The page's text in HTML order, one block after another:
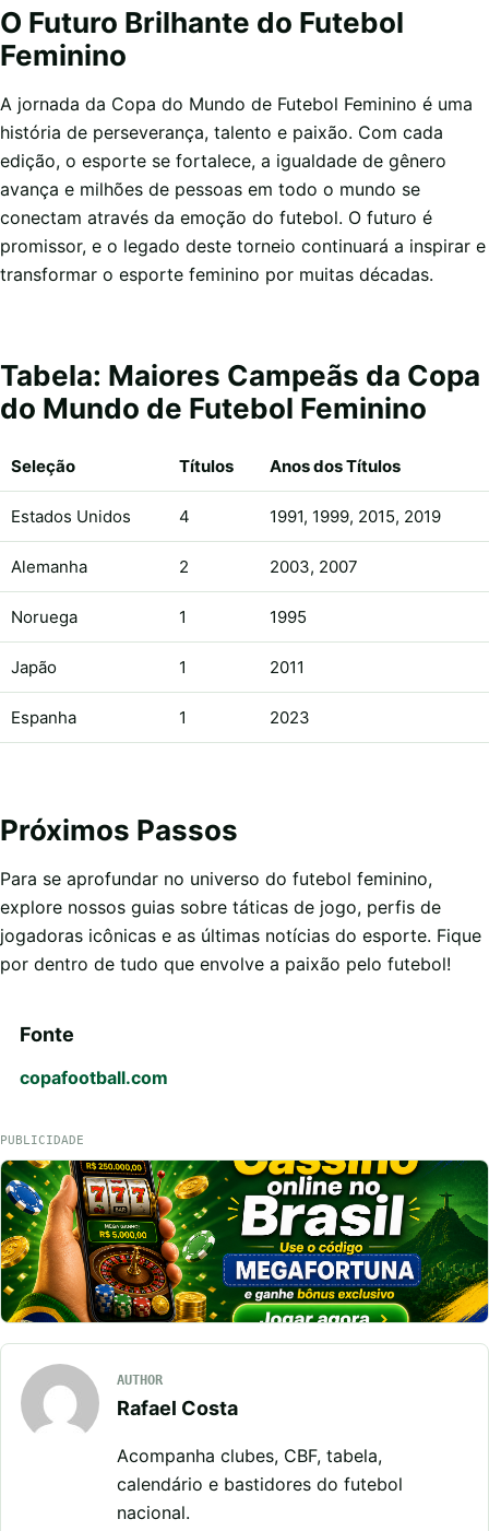
O Futuro Brilhante do Futebol
Feminino
A jornada da Copa do Mundo de Futebol Feminino é uma
história de perseverança, talento e paixão. Com cada
edição, o esporte se fortalece, a igualdade de gênero
avança e milhões de pessoas em todo o mundo se
conectam através da emoção do futebol. O futuro é
promissor, e o legado deste torneio continuará a inspirar e
transformar o esporte feminino por muitas décadas.
Tabela: Maiores Campeãs da Copa
do Mundo de Futebol Feminino
Seleção Títulos Anos dos Títulos
Estados Unidos 4 1991, 1999, 2015, 2019
Alemanha 2 2003, 2007
Noruega 1 1995
Japão 1 2011
Espanha 1 2023
Próximos Passos
Para se aprofundar no universo do futebol feminino,
explore nossos guias sobre táticas de jogo, perfis de
jogadoras icônicas e as últimas notícias do esporte. Fique
por dentro de tudo que envolve a paixão pelo futebol!
Fonte
copafootball.com
PUBLICIDADE
AUTHOR
Rafael Costa
Acompanha clubes, CBF, tabela,
calendário e bastidores do futebol
nacional.